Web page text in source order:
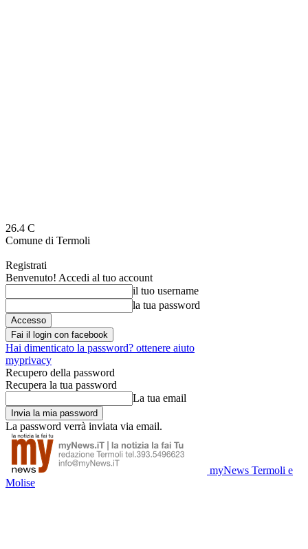
26.4 C
Comune di Termoli
Registrati
Benvenuto! Accedi al tuo account
il tuo username
la tua password
Fai il login con facebook
Hai dimenticato la password? ottenere aiuto
myprivacy
Recupero della password
Recupera la tua password
La tua email
La password verrà inviata via email.
myNews Termoli e
Molise